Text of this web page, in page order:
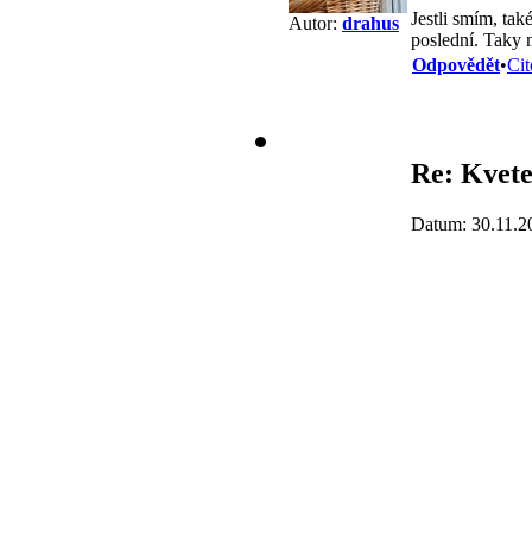
Autor: drahus Jestli smím,
poslední. Taky
Odpovědět•
Re:
Datum: